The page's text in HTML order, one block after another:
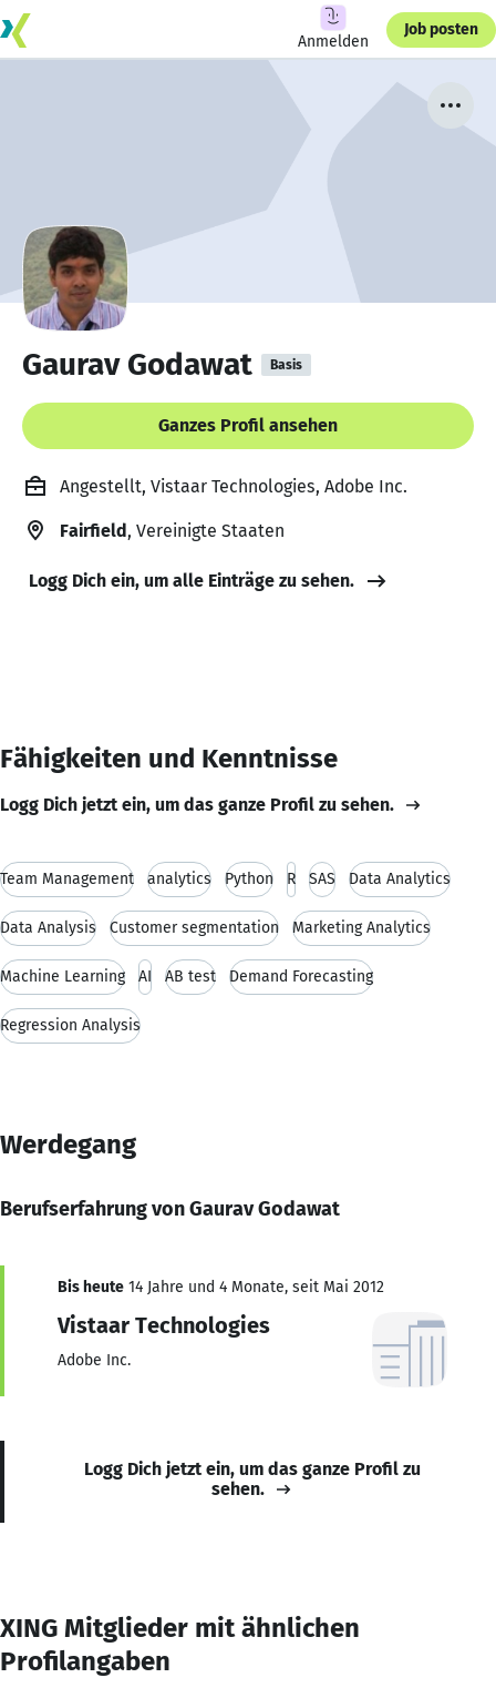
Anmelden
Job posten
Gaurav Godawat Basis
Ganzes Profil ansehen
Angestellt, Vistaar Technologies, Adobe Inc.
Fairfield, Vereinigte Staaten
Logg Dich ein, um alle Einträge zu sehen.
Fähigkeiten und Kenntnisse
Logg Dich jetzt ein, um das ganze Profil zu sehen.
Team Management analytics Python R SAS Data Analytics
Data Analysis Customer segmentation Marketing Analytics
Machine Learning AI AB test Demand Forecasting
Regression Analysis
Werdegang
Berufserfahrung von Gaurav Godawat
Bis heute 14 Jahre und 4 Monate, seit Mai 2012
Vistaar Technologies
Adobe Inc.
Logg Dich jetzt ein, um das ganze Profil zu
sehen.
XING Mitglieder mit ähnlichen
Profilangaben